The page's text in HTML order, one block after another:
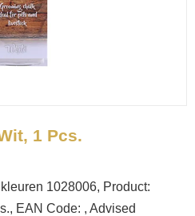
1 Pcs.
1028006, Product:
EAN Code: , Advised